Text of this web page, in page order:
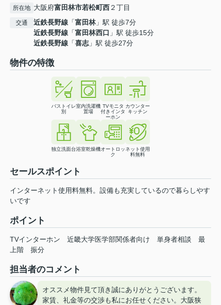
所在地 大阪府富田林市若松町西２丁目
交通 近鉄長野線 「富田林」駅 徒歩7分
近鉄長野線 「富田林西口 」駅 徒歩15分
近鉄長野線 「喜志」駅 徒歩27分
物件の特徴
バストイレ
別
室内洗濯機
置場
TVモニタ
付きインタ
ーホン
カウンター
キッチン
独立洗面台浴室乾燥機オートロッ
ク
ネット使用
料無料
セールスポイント
インターネット使用料無料。設備も充実しているので暮らしやす
いです
ポイント
TVインターホン 近畿大学医学部関係者向け 単身者相談
最
上階
振分
担当者のコメント
オススメ物件見て頂き誠にありがとうございます。
家賃、礼金等の交渉も私にお任せください。大阪狭